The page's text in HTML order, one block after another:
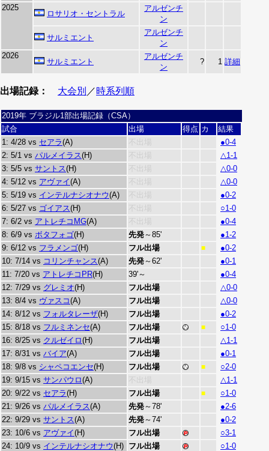
2025
ロサリオ・セントラル
アルゼンチ
ン
サルミエント
アルゼンチ
ン
2026
サルミエント
アルゼンチ
ン
? 1 詳細
出場記録： 大会別 ／時系列順
2019年 ブラジル1部出場記録（CSA）
試合
出場 得点 カ
結果
1: 4/28 vs セアラ(A) 不出場
●0-4
2: 5/1 vs パルメイラス(H) 不出場
△1-1
3: 5/5 vs サントス(H) 不出場
△0-0
4: 5/12 vs アヴァイ(A) 不出場
△0-0
5: 5/19 vs インテルナシオナウ(A) 不出場
●0-2
6: 5/27 vs ゴイアス(H) 不出場
○1-0
7: 6/2 vs アトレチコMG(A) 不出場
●0-4
8: 6/9 vs ボタフォゴ(H) 先発～85'
●1-2
9: 6/12 vs フラメンゴ(H) フル出場 ■
●0-2
10: 7/14 vs コリンチャンス(A) 先発～62'
●0-1
11: 7/20 vs アトレチコPR(H) 39'～
●0-4
12: 7/29 vs グレミオ(H) フル出場
△0-0
13: 8/4 vs ヴァスコ(A) フル出場
△0-0
14: 8/12 vs フォルタレーザ(H) フル出場
●0-2
15: 8/18 vs フルミネンセ(A) フル出場 ■
○1-0
16: 8/25 vs クルゼイロ(H) フル出場
△1-1
17: 8/31 vs バイア(A) フル出場
●0-1
18: 9/8 vs シャペコエンセ(H) フル出場 ■
○2-0
19: 9/15 vs サンパウロ(A) 不出場
△1-1
20: 9/22 vs セアラ(H) フル出場 ■
○1-0
21: 9/26 vs パルメイラス(A) 先発～78'
●2-6
22: 9/29 vs サントス(A) 先発～74'
●0-2
23: 10/6 vs アヴァイ(H) フル出場
○3-1
24: 10/9 vs インテルナシオナウ(H) フル出場
○1-0